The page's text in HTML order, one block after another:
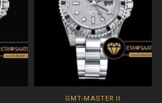
GMT-MASTER II